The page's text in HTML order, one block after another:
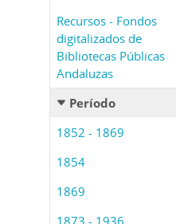
Recursos - Fondos
digitalizados de
Bibliotecas Públicas
Andaluzas
Período
1852 - 1869
1854
1869
1873 - 1936